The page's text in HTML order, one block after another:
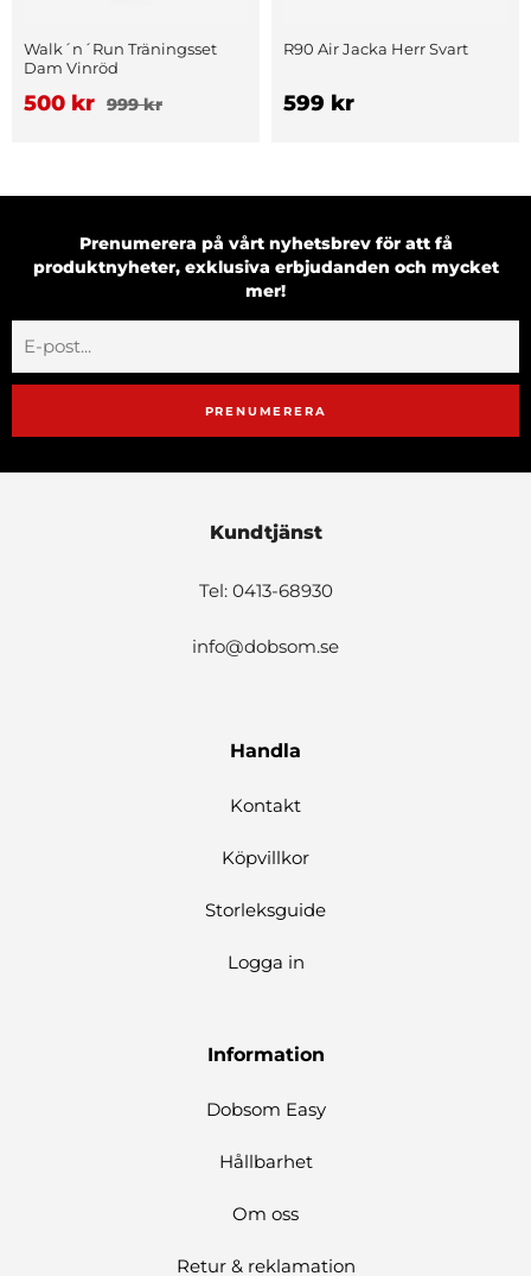
Walk´n´Run Träningsset
Dam Vinröd
500 kr 999 kr
R90 Air Jacka Herr Svart
599 kr
Prenumerera på vårt nyhetsbrev för att få
produktnyheter, exklusiva erbjudanden och mycket
mer!
PRENUMERERA
Kundtjänst
Tel: 0413-68930
info@dobsom.se
Handla
Kontakt
Köpvillkor
Storleksguide
Logga in
Information
Dobsom Easy
Hållbarhet
Om oss
Retur & reklamation